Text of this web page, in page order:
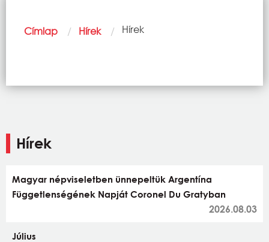
Morzsa
Címlap Hírek Current:
Hírek
Hírek
Magyar népviseletben ünnepeltük Argentína
Függetlenségének Napját Coronel Du Gratyban
2026.08.03
Július